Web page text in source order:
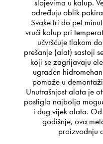
slojevima u kalup.
određuju oblik
Svake tri do pet
vrući kalup pri
učvršćuje tlakom
prešanje (alat) sastoji
koji se zagrijavaju
ugrađen
pomaže u
Unutrašnjost alata je
postigla najbolja
i dug vijek alata.
godišnje, ova
proizvodnju